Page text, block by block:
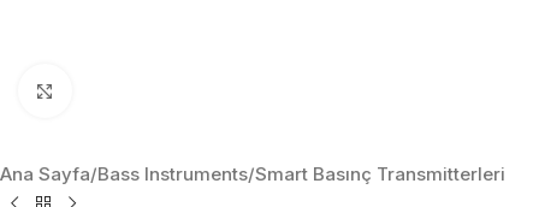
Ana Sayfa/Bass Instruments/Smart Basınç Transmitterleri